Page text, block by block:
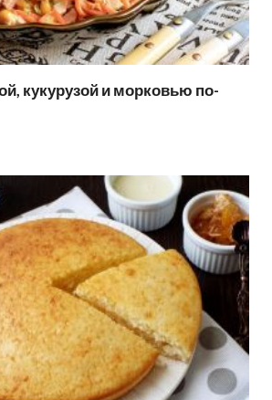
кукурузой и морковью по-